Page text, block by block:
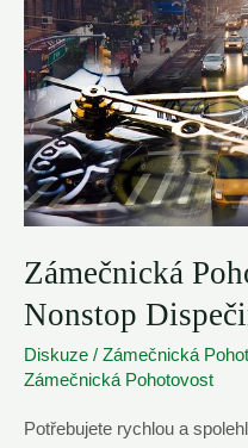
24/7
Zámečnická
Nonstop
Diskuze / Zámečnická
Zámečnická Pohotovost
Potřebujete rychlou a